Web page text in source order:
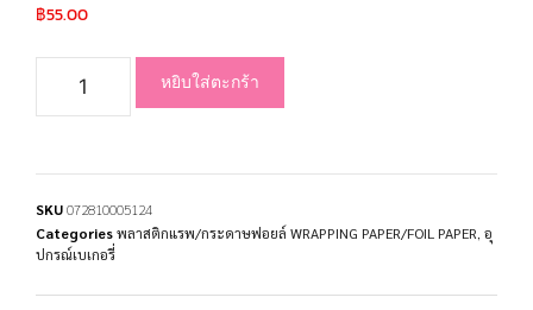
฿55.00
หยิบใส่ตะกร้า
SKU072810005124
Categoriesพลาสติกแรพ/กระดาษฟอยล์ WRAPPING PAPER/FOIL PAPER อุ
ปกรณ์เบเกอรี่